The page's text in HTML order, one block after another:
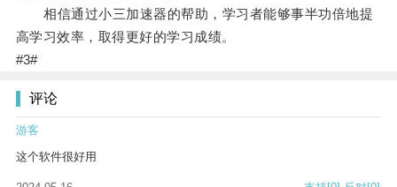
相信通过小三加速器的帮助，学习者能够事半功倍地提
高学习效率，取得更好的学习成绩。
#3#
评论
游客
这个软件很好用